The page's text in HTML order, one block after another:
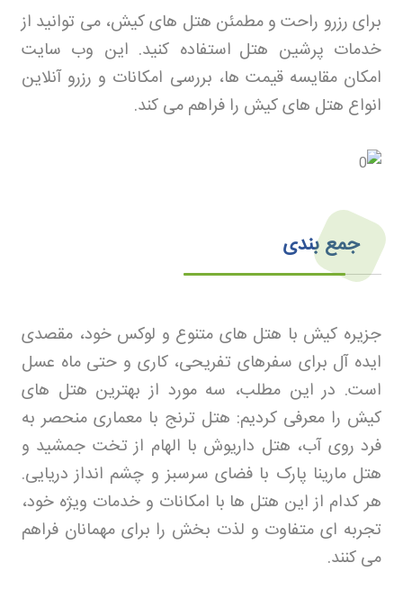
برای رزرو راحت و مطمئن هتل های کیش، می توانید از
خدمات پرشین هتل استفاده کنید. این وب سایت
امکان مقایسه قیمت ها، بررسی امکانات و رزرو آنلاین
انواع هتل های کیش را فراهم می کند.
جمع‌ بندی
جزیره کیش با هتل های متنوع و لوکس خود، مقصدی
ایده آل برای سفرهای تفریحی، کاری و حتی ماه عسل
است. در این مطلب، سه مورد از بهترین هتل های
کیش را معرفی کردیم: هتل ترنج با معماری منحصر به
فرد روی آب، هتل داریوش با الهام از تخت جمشید و
هتل مارینا پارک با فضای سرسبز و چشم انداز دریایی.
هر کدام از این هتل ها با امکانات و خدمات ویژه خود،
تجربه ای متفاوت و لذت بخش را برای مهمانان فراهم
می کنند.